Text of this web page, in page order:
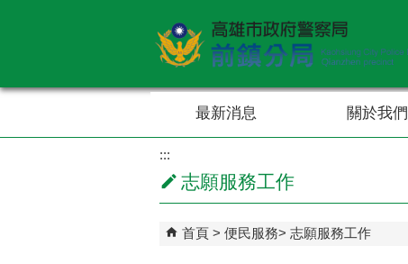
最新消息 關於我們
:::
志願服務工作
首頁 便民服務 志願服務工作